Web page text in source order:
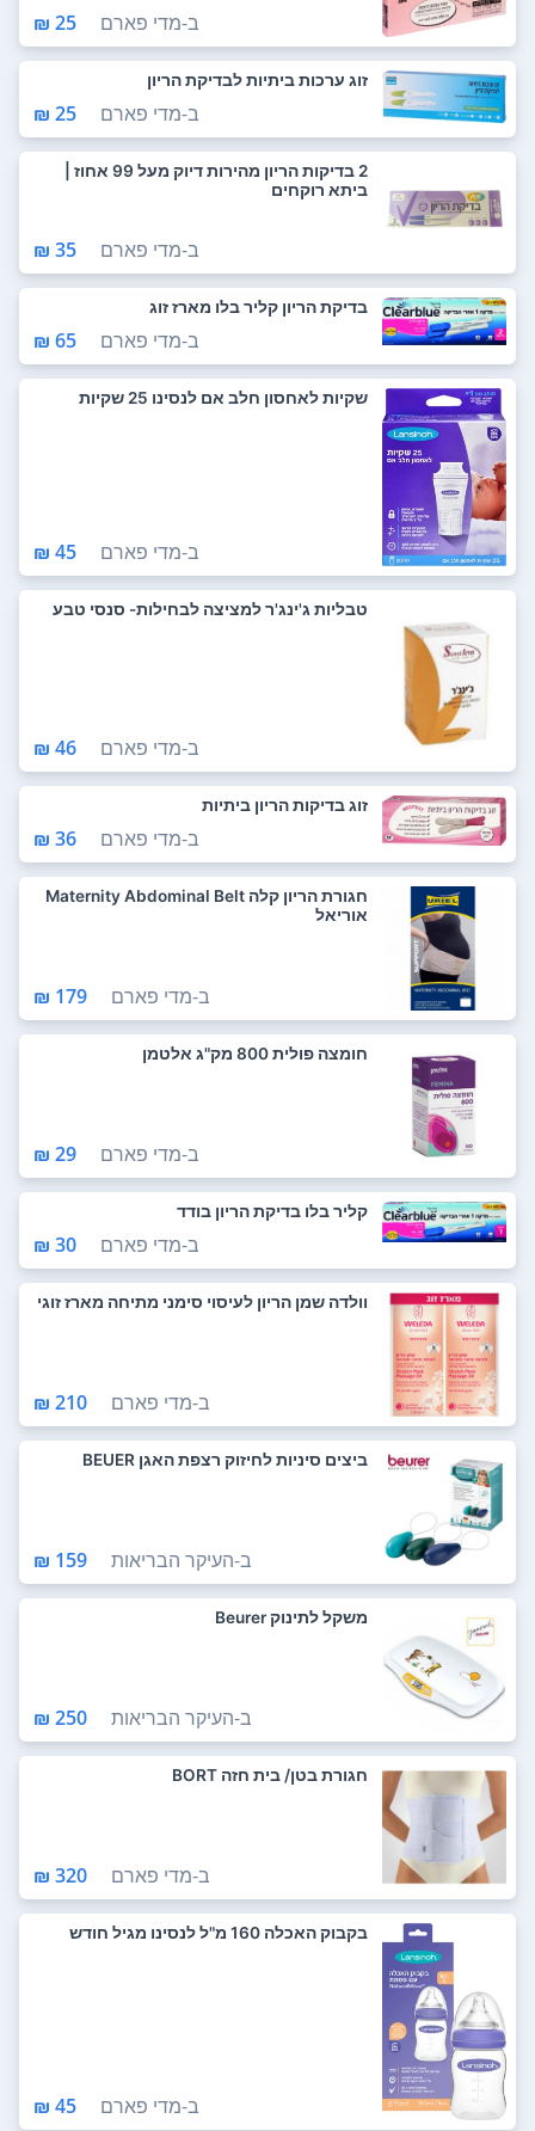
ב-מדי פארם 25 ₪
זוג ערכות ביתיות לבדיקת הריון
ב-מדי פארם 25 ₪
2 בדיקות הריון מהירות דיוק מעל 99 אחוז |
ביתא רוקחים
ב-מדי פארם 35 ₪
בדיקת הריון קליר בלו מארז זוג
ב-מדי פארם 65 ₪
שקיות לאחסון חלב אם לנסינו 25 שקיות
ב-מדי פארם 45 ₪
טבליות ג'ינג'ר למציצה לבחילות- סנסי טבע
ב-מדי פארם 46 ₪
זוג בדיקות הריון ביתיות
ב-מדי פארם 36 ₪
חגורת הריון קלה Maternity Abdominal Belt
אוריאל
ב-מדי פארם 179 ₪
חומצה פולית 800 מק"ג אלטמן
ב-מדי פארם 29 ₪
קליר בלו בדיקת הריון בודד
ב-מדי פארם 30 ₪
וולדה שמן הריון לעיסוי סימני מתיחה מארז זוגי
ב-מדי פארם 210 ₪
ביצים סיניות לחיזוק רצפת האגן BEUER
ב-העיקר הבריאות 159 ₪
משקל לתינוק Beurer
ב-העיקר הבריאות 250 ₪
חגורת בטן/ בית חזה BORT
ב-מדי פארם 320 ₪
בקבוק האכלה 160 מ"ל לנסינו מגיל חודש
ב-מדי פארם 45 ₪